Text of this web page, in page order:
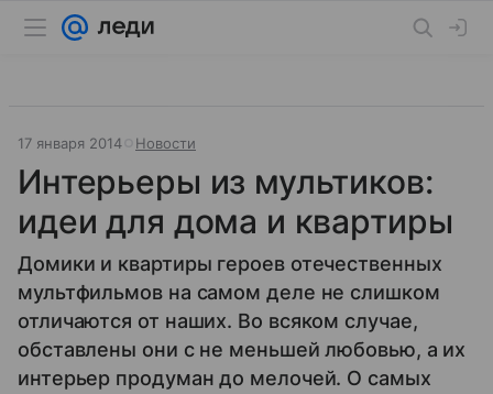
17 января 2014 Новости
Интерьеры из мультиков:
идеи для дома и квартиры
Домики и квартиры героев отечественных
мультфильмов на самом деле не слишком
отличаются от наших. Во всяком случае,
обставлены они с не меньшей любовью, а их
интерьер продуман до мелочей. О самых